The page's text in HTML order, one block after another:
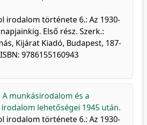
irodalom története 6.: Az 1930-
Első rész. Szerk.:
Kijárat Kiadó, Budapest, 187-
9786155160943
A munkásirodalom és a
lehetőségei 1945 után.
irodalom története 6.: Az 1930-